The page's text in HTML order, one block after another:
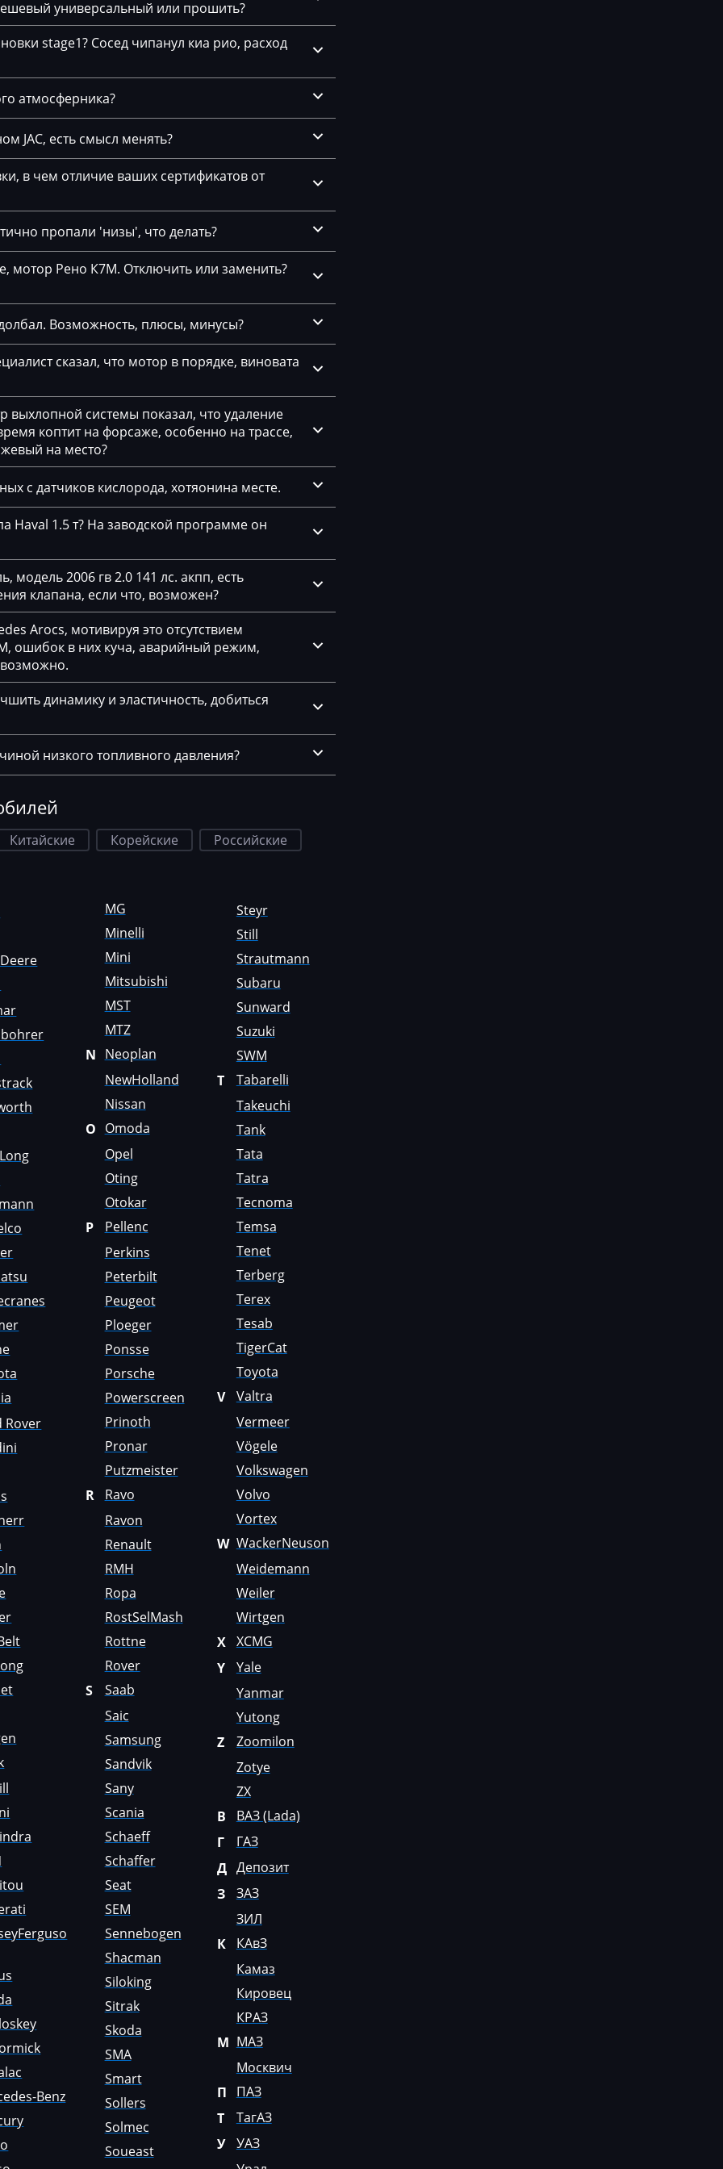
LK)
F13 630i
F13 640i 320hp
F15-F16-N63TUE-B44
F16 3.5i 320hp
F20 118i
F20, F21
F21 118i
F22 3.5i
F30 316i 136hp
F30 318i (B15)
F30 328i 245hp
F34 320GT 184hp
10SW001131_#9ZX99T0B_
#00001C94_059_010_007
универсальный или прошить?
stage1? Сосед чипанул киа рио, расход
атмосферника?
JAC, есть смысл менять?
в чем отличие ваших сертификатов от
пропали 'низы', что делать?
мотор Рено К7М. Отключить или заменить?
Возможность, плюсы, минусы?
сказал, что мотор в порядке, виновата
выхлопной системы показал, что удаление
коптит на форсаже, особенно на трассе,
на место?
с датчиков кислорода, хотяонина месте.
Haval 1.5 т? На заводской программе он
модель 2006 гв 2.0 141 лс. акпп, есть
клапана, если что, возможен?
Arocs, мотивируя это отсутствием
ошибок в них куча, аварийный режим,
динамику и эластичность, добиться
низкого топливного давления?
Китайские Корейские
Российские
Rover
Benz
MG
Minelli
Mini
Mitsubishi
MST
MTZ
N Neoplan
NewHolland
Nissan
O Omoda
Opel
Oting
Otokar
P
Pellenc
Perkins
Peterbilt
Peugeot
Ploeger
Ponsse
Porsche
Powerscreen
Prinoth
Pronar
Putzmeister
R
Ravo
Ravon
Renault
RMH
Ropa
RostSelMash
Rottne
Rover
S
Saab
Saic
Samsung
Sandvik
Sany
Scania
Schaeff
Schaffer
Seat
SEM
Sennebogen
Shacman
Siloking
Sitrak
Skoda
SMA
Smart
Sollers
Solmec
Soueast
Steyr
Still
Strautmann
Subaru
Sunward
Suzuki
SWM
T
Tabarelli
Takeuchi
Tank
Tata
Tatra
Tecnoma
Temsa
Tenet
Terberg
Terex
Tesab
TigerCat
Toyota
V
Valtra
Vermeer
Vögele
Volkswagen
Volvo
Vortex
W WackerNeuson
Weidemann
Weiler
Wirtgen
X
XCMG
Y
Yale
Yanmar
Yutong
Z
Zoomilon
Zotye
ZX
В
ВАЗ (Lada)
Г
ГАЗ
Д Депозит
З
ЗАЗ
ЗИЛ
К
КАвЗ
Камаз
Кировец
КРАЗ
М МАЗ
Москвич
П
ПАЗ
Т
ТагАЗ
У
УАЗ